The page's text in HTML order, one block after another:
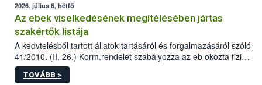
2026. július 6, hétfő
Az ebek viselkedésének megítélésében jártas
szakértők listája
A kedvtelésből tartott állatok tartásáról és forgalmazásáról szóló
41/2010. (II. 26.) Korm.rendelet szabályozza az eb okozta fizikai
sérülés, illetve ennek veszélye keletkezésekor felmerülő
hatósági feladatokat, valamint a veszélyes eb tartását és annak
TOVÁBB >